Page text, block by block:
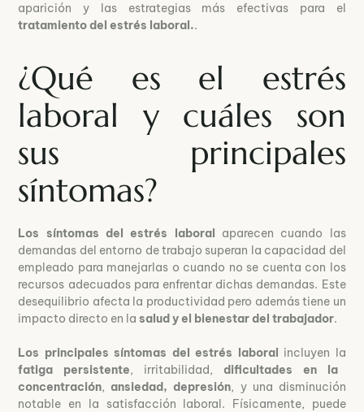
aparición y las estrategias más efectivas para el
tratamiento del estrés laboral..
¿Qué es el estrés
laboral y cuáles son
sus principales
síntomas?
Los síntomas del estrés laboral aparecen cuando las
demandas del entorno de trabajo superan la capacidad del
empleado para manejarlas o cuando no se cuenta con los
recursos adecuados para enfrentar dichas demandas. Este
desequilibrio afecta la productividad pero además tiene un
impacto directo en lasalud y el bienestar del trabajador.
Los principales síntomas del estrés laboral incluyen la
fatiga persistente, irritabilidad,dificultades en la
concentración, ansiedad, depresión, y una disminución
notable en la satisfacción laboral. Físicamente, puede